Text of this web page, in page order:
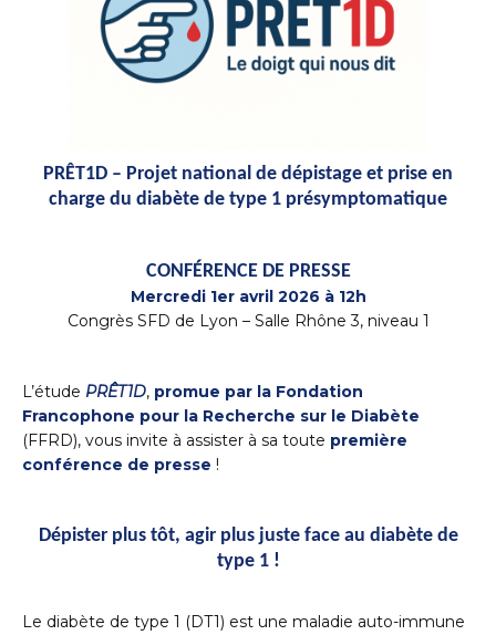
PRÊT1D – Projet national de dépistage et prise en
charge du diabète de type 1 présymptomatique
CONFÉRENCE DE PRESSE
Mercredi 1er avril 2026 à 12h
Congrès SFD de Lyon – Salle Rhône 3, niveau 1
L’étude PRÊT1D, promue par la Fondation
Francophone pour la Recherche sur le Diabète
(FFRD), vous invite à assister à sa toute première
conférence de presse !
Dépister plus tôt, agir plus juste face au diabète de
type 1 !
Le diabète de type 1 (DT1) est une maladie auto-immune